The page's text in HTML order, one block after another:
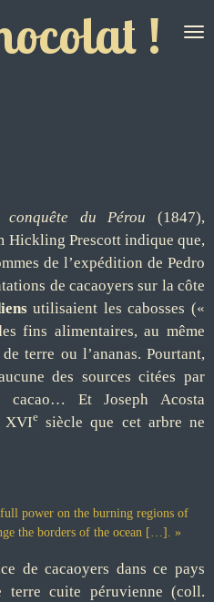
!
du Pérou (1847),
Hickling Prescottindique que,
de l’expédition de Pedro
de cacaoyers sur la côte
utilisaient les cabosses («
fins alimentaires, au même
de terre ou l’ananas.Pourtant,
des sources citées par
cacao… Et Joseph Acosta
XVIe siècleque cet arbre ne
power on the burning regions of
the borders of the ocean […]. »
de cacaoyers dans ce pays
terre cuite péruvienne (coll.